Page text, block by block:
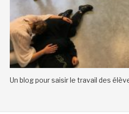
Un blog pour saisir le travail des